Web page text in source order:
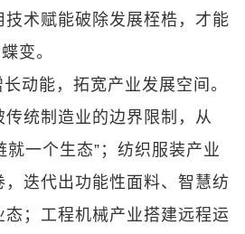
技术赋能破除发展桎梏，才能
变。
动能，拓宽产业发展空间。
统制造业的边界限制，从
就一个生态”；纺织服装产业
迭代出功能性面料、智慧纺
；工程机械产业搭建远程运